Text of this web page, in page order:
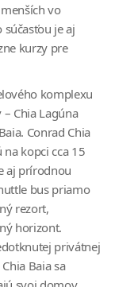
vo
je aj
kurzy pre
komplexu
Chia Lagúna
Conrad Chia
na kopci cca 15
aj prírodnou
bus priamo
rezort,
horizont.
privátnej
Baia sa